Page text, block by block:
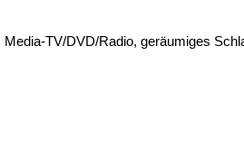
TV/DVD/Radio, geräumiges